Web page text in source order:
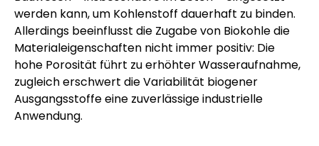
werden kann, um Kohlenstoff dauerhaft zu binden.
Allerdings beeinflusst die Zugabe von Biokohle die
Materialeigenschaften nicht immer positiv: Die
hohe Porosität führt zu erhöhter Wasseraufnahme,
zugleich erschwert die Variabilität biogener
Ausgangsstoffe eine zuverlässige industrielle
Anwendung.